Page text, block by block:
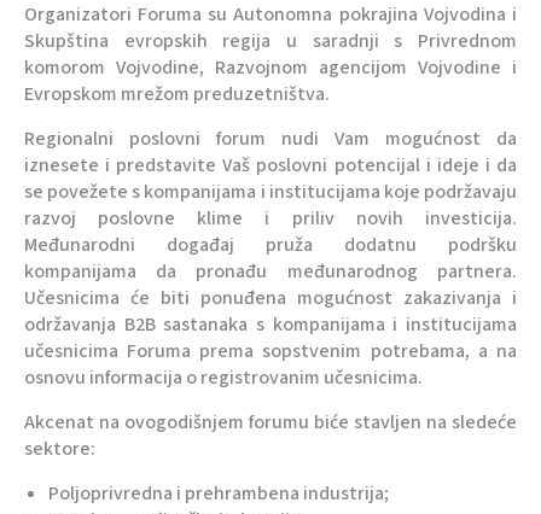
Organizatori Foruma su Autonomna pokrajina Vojvodina i
Skupština evropskih regija u saradnji s Privrednom
komorom Vojvodine, Razvojnom agencijom Vojvodine i
Evropskom mrežom preduzetništva.
Regionalni poslovni forum nudi Vam mogućnost da
iznesete i predstavite Vaš poslovni potencijal i ideje i da
se povežete s kompanijama i institucijama koje podržavaju
razvoj poslovne klime i priliv novih investicija.
Međunarodni događaj pruža dodatnu podršku
kompanijama da pronađu međunarodnog partnera.
Učesnicima će biti ponuđena mogućnost zakazivanja i
održavanja B2B sastanaka s kompanijama i institucijama
učesnicima Foruma prema sopstvenim potrebama, a na
osnovu informacija o registrovanim učesnicima.
Akcenat na ovogodišnjem forumu biće stavljen na sledeće
sektore:
Poljoprivredna i prehrambena industrija;